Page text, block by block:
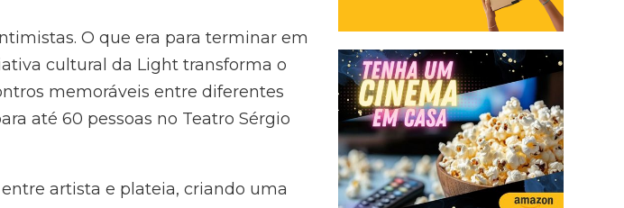
O que era para terminar em
cultural da Light transforma o
memoráveis entre diferentes
até 60 pessoas no Teatro Sérgio
artista e plateia, criando uma